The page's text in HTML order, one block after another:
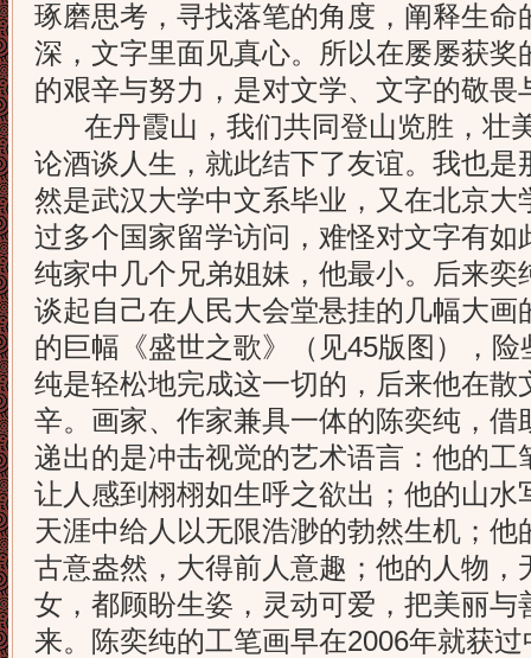
琢磨思考，寻找落笔的角度，阐释生命
深，文字里面见真心。所以在屡屡获奖
的艰辛与努力，是对文学、文字的敬畏
在丹霞山，我们共同登山览胜，壮
论酒谈人生，就此结下了友谊。我也是
然是武汉大学中文系毕业，又在北京大
过多个国家留学访问，难怪对文字有如
纯家中几个兄弟姐妹，他最小。后来奕
谈起自己在人民大会堂悬挂的几幅大画
的巨幅《盛世之歌》（见45版图），
纯是轻松地完成这一切的，后来他在散
辛。画家、作家兼具一体的陈奕纯，借
递出的是冲击视觉的艺术语言：他的工
让人感到栩栩如生呼之欲出；他的山水
天涯中给人以无限浩渺的勃然生机；
古意盎然，大得前人意趣；他的人物，
女，都顾盼生姿，灵动可爱，把美丽与
来。陈奕纯的工笔画早在2006年就获